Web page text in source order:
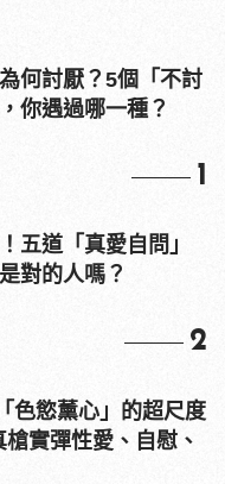
何討厭？5個「不討
你遇過哪一種？
1
五道「真愛自問」
對的人嗎？
2
色慾薰心」的超尺度
實彈性愛、自慰、